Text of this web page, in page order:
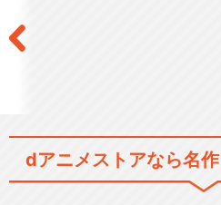
dアニメストアなら名